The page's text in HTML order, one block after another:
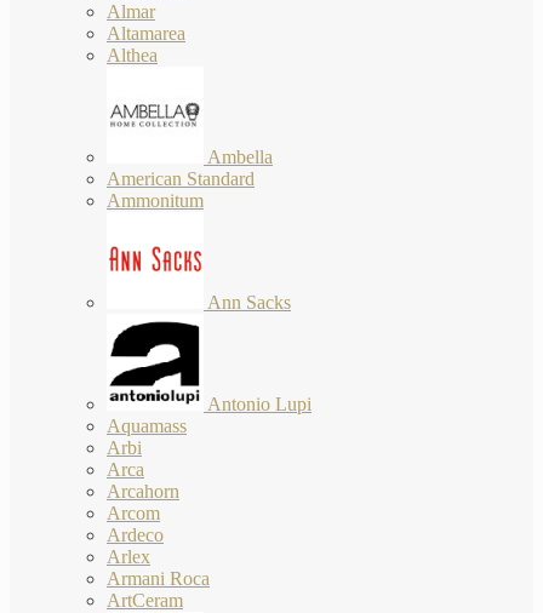
Almar
Altamarea
Althea
Ambella
American Standard
Ammonitum
Ann Sacks
Antonio Lupi
Aquamass
Arbi
Arca
Arcahorn
Arcom
Ardeco
Arlex
Armani Roca
ArtCeram